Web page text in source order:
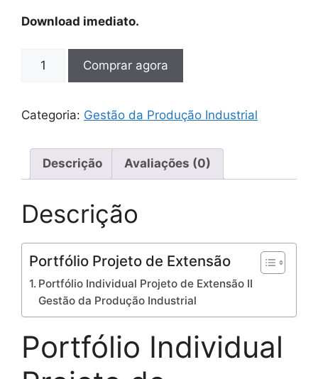
Download imediato.
Comprar agora
Categoria: Gestão da Produção Industrial
Descrição Avaliações (0)
Descrição
Portfólio Projeto de Extensão
Portfólio Individual Projeto de Extensão II
Gestão da Produção Industrial
Portfólio Individual